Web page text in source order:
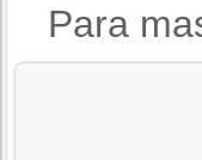
Para